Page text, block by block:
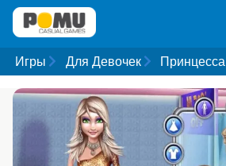
Игры Для Девочек Принцесса